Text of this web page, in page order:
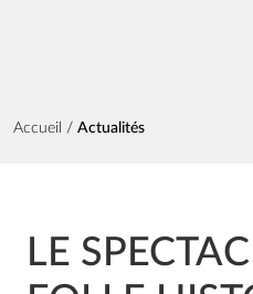
Fil d'Ariane
Accueil Actualités
LE